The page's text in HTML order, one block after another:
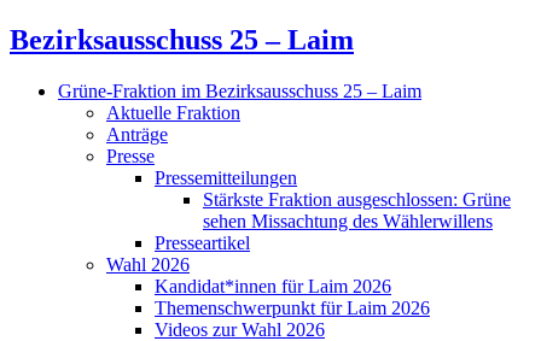
Bezirksausschuss 25 – Laim
Grüne-Fraktion im Bezirksausschuss 25 – Laim
Aktuelle Fraktion
Anträge
Presse
Pressemitteilungen
Stärkste Fraktion ausgeschlossen: Grüne
sehen Missachtung des Wählerwillens
Presseartikel
Wahl 2026
Kandidat*innen für Laim 2026
Themenschwerpunkt für Laim 2026
Videos zur Wahl 2026